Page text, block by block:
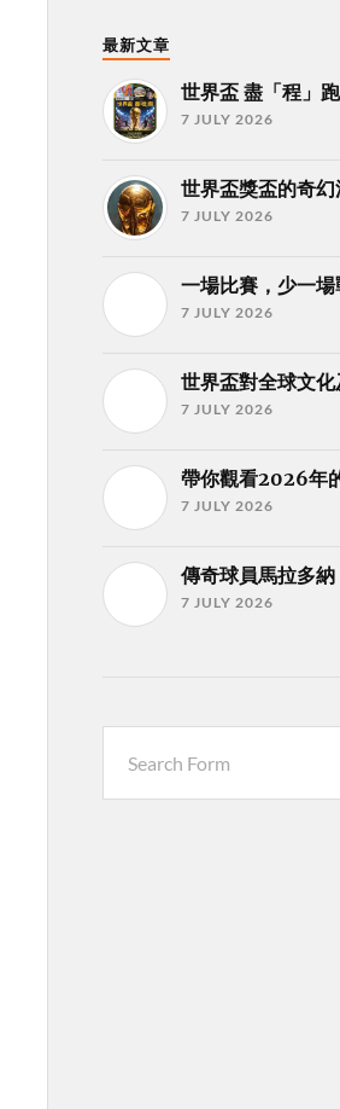
最新文章
世界盃 盡「程」跑
7 JULY 2026
世界盃獎盃的奇幻
7 JULY 2026
一場比賽，少一場
7 JULY 2026
世界盃對全球文
7 JULY 2026
帶你觀看2026年
7 JULY 2026
傳奇球員馬拉多納
7 JULY 2026